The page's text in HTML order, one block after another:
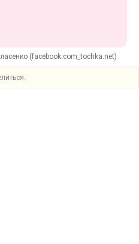
(facebook.com_tochka.net)